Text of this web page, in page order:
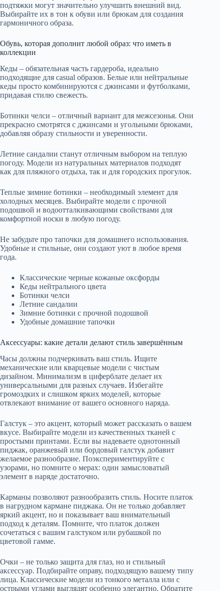
подтяжки могут значительно улучшить внешний вид.
Выбирайте их в тон к обуви или брюкам для создания
гармоничного образа.
Обувь, которая дополнит любой образ: что иметь в
коллекции
Кеды – обязательная часть гардероба, идеально
подходящие для casual образов. Белые или нейтральные
кеды просто комбинируются с джинсами и футболками,
придавая стилю свежесть.
Ботинки челси – отличный вариант для межсезонья. Они
прекрасно смотрятся с джинсами и угольными брюками,
добавляя образу стильности и уверенности.
Летние сандалии станут отличным выбором на теплую
погоду. Модели из натуральных материалов подходят
как для пляжного отдыха, так и для городских прогулок.
Теплые зимние ботинки – необходимый элемент для
холодных месяцев. Выбирайте модели с прочной
подошвой и водоотталкивающими свойствами для
комфортной носки в любую погоду.
Не забудьте про тапочки для домашнего использования.
Удобные и стильные, они создают уют в любое время
года.
Классические черные кожаные оксфорды
Кеды нейтрального цвета
Ботинки челси
Летние сандалии
Зимние ботинки с прочной подошвой
Удобные домашние тапочки
Аксессуары: какие детали делают стиль завершённым
Часы должны подчеркивать ваш стиль. Ищите
механические или кварцевые модели с чистым
дизайном. Минимализм в циферблате делает их
универсальными для разных случаев. Избегайте
громоздких и слишком ярких моделей, которые
отвлекают внимание от вашего основного наряда.
Галстук – это акцент, который может рассказать о вашем
вкусе. Выбирайте модели из качественных тканей с
простыми принтами. Если вы надеваете однотонный
пиджак, оранжевый или бордовый галстук добавит
желаемое разнообразие. Поэкспериментируйте с
узорами, но помните о мерах: один замысловатый
элемент в наряде достаточно.
Карманы позволяют разнообразить стиль. Носите платок
в нагрудном кармане пиджака. Он не только добавляет
яркий акцент, но и показывает ваш внимательный
подход к деталям. Помните, что платок должен
сочетаться с вашим галстуком или рубашкой по
цветовой гамме.
Очки – не только защита для глаз, но и стильный
аксессуар. Подбирайте оправу, подходящую вашему типу
лица. Классические модели из тонкого металла или с
острыми углами выглядят особенно элегантно. Обратите